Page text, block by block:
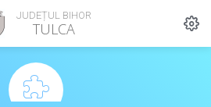
JUDEȚUL BIHOR
TULCA